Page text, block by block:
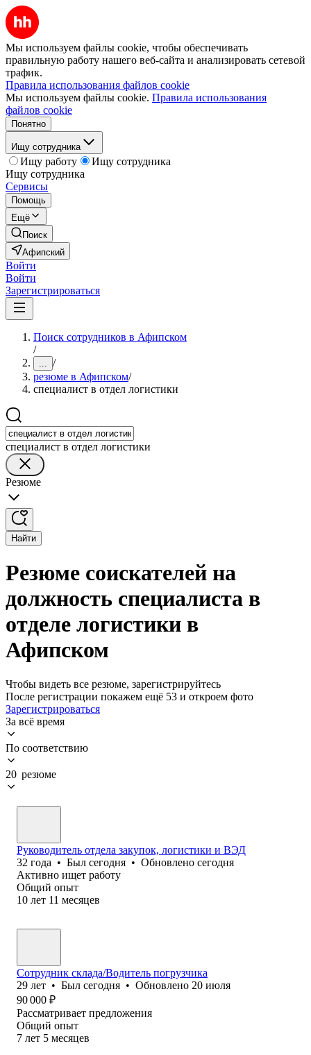
Мы используем файлы cookie, чтобы обеспечивать
правильную работу нашего веб-сайта и анализировать сетевой
трафик.
Правила использования файлов cookie
Мы используем файлы cookie. Правила использования
файлов cookie
Понятно
Ищу сотрудника
Ищу работу
Ищу сотрудника
Ищу сотрудника
Сервисы
Помощь
Ещё
Поиск
Афипский
Войти
Войти
Зарегистрироваться
Поиск сотрудников в Афипском
/
... /
резюме в Афипском/
специалист в отдел логистики
специалист в отдел логистики
Резюме
Найти
Резюме соискателей на
должность специалиста в
отделе логистики в
Афипском
Чтобы видеть все резюме, зарегистрируйтесь
После регистрации покажем ещё 53 и откроем фото
Зарегистрироваться
За всё время
По соответствию
20 резюме
Руководитель отдела закупок, логистики и ВЭД
32 года • Был сегодня • Обновлено сегодня
Активно ищет работу
Общий опыт
10 лет 11 месяцев
Сотрудник склада/Водитель погрузчика
29 лет • Был сегодня • Обновлено 20 июля
90 000 ₽
Рассматривает предложения
Общий опыт
7 лет 5 месяцев